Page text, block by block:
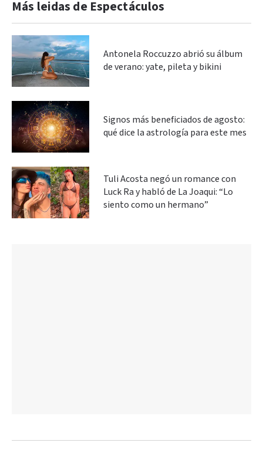
Más leidas de Espectáculos
Antonela Roccuzzo abrió su álbum
de verano: yate, pileta y bikini
Signos más beneficiados de agosto:
qué dice la astrología para este mes
Tuli Acosta negó un romance con
Luck Ra y habló de La Joaqui: “Lo
siento como un hermano”